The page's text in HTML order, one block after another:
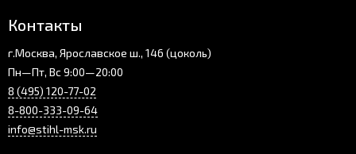
Контакты
г.Москва, Ярославское ш., 146 (цоколь)
Пн—Пт, Вс 9:00—20:00
8 (495) 120-77-02
8-800-333-09-64
info@stihl-msk.ru